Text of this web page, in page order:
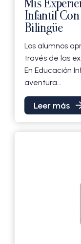
Mis
Infantil
Bilingüe
Los alumnos
través de las
En Educación
aventura...
Leer más